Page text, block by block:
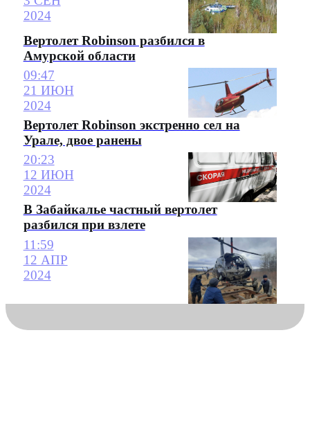
2024
Вертолет Robinson разбился в
Амурской области
09:47
21 ИЮН
2024
Вертолет Robinson экстренно сел на
Урале, двое ранены
20:23
12 ИЮН
2024
В Забайкалье частный вертолет
разбился при взлете
11:59
12 АПР
2024